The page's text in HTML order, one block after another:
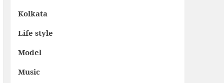
Kolkata
Life style
Model
Music